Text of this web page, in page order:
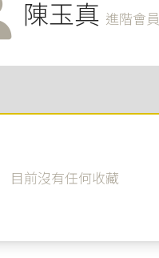
陳玉真 進階會員
目前沒有任何收藏